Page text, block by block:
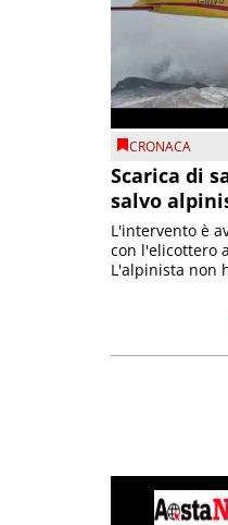
CRONACA
Scarica di
salvo
L'intervento è
con l'elicottero
L'alpinista non